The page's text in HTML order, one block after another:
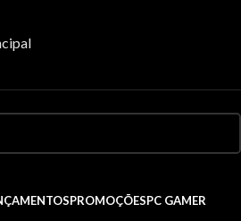
PROMOÇÕESPC GAMER